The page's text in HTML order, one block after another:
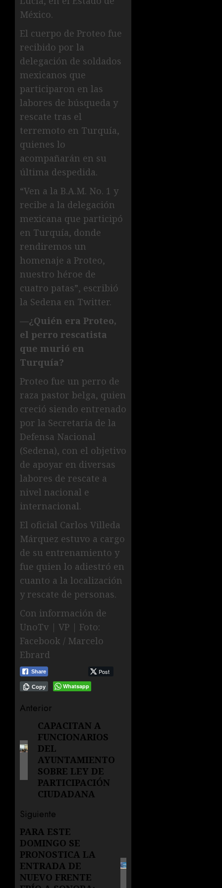
México.
El cuerpo de Proteo fue
recibido por la
delegación de soldados
mexicanos que
participaron en las
labores de búsqueda y
rescate tras el
terremoto en Turquía,
quienes lo
acompañarán en su
última despedida.
“Ven a la B.A.M. No. 1 y
recibe a la delegación
mexicana que participó
en Turquía, donde
rendiremos un
homenaje a Proteo,
nuestro héroe de
cuatro patas”, escribió
la Sedena en Twitter.
—¿Quién era Proteo,
el perro rescatista
que murió en
Turquía?
Proteo fue un perro de
raza pastor belga, quien
creció siendo entrenado
por la Secretaría de la
Defensa Nacional
(Sedena), con el objetivo
de apoyar en diversas
labores de rescate a
nivel nacional e
internacional.
El oficial Carlos Villeda
Márquez estuvo a cargo
de su entrenamiento y
fue quien lo adiestró en
cuanto a la localización
y rescate de personas.
Con información de
UnoTv | VP | Foto:
Facebook / Marcelo
Ebrard
Share Post
Whatsapp
Copy
Navegación
entradas
Anterior
Entrada
anterior:
CAPACITAN A
FUNCIONARIOS
DEL
AYUNTAMIENTO
SOBRE LEY DE
PARTICIPACIÓN
CIUDADANA
Siguiente
Siguiente
entrada:
PARA ESTE
DOMINGO SE
PRONOSTICA LA
ENTRADA DE
NUEVO FRENTE